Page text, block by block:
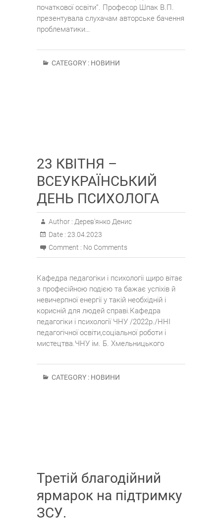
початкової освіти”. Професор Шпак В.П.
презентувала слухачам авторське бачення
проблематики…
CATEGORY : НОВИНИ
23 КВІТНЯ –
ВСЕУКРАЇНСЬКИЙ
ДЕНЬ ПСИХОЛОГА
Author : Дерев'янко Денис
Date : 23.04.2023
Comment : No Comments
Кафедра педагогіки і психологіі щиро вітає
з професійною подією та бажає успіхів й
невичерпної енергії у такій необхідній і
корисній для людей справі.Кафедра
педагогіки і психології ЧНУ /2022р./ННІ
педагогічної освіти,соціальної роботи і
мистецтва.ЧНУ ім. Б. Хмельницького
CATEGORY : НОВИНИ
Третій благодійний
ярмарок на підтримку
ЗСУ.